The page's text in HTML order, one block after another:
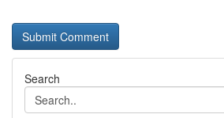
Search